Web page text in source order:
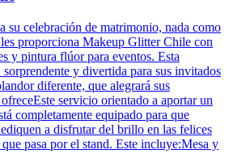
su celebración de matrimonio, nada como
proporciona Makeup Glitter Chile con
y pintura flúor para eventos. Esta
y divertida para sus invitados
diferente, que alegrará sus
servicio orientado a aportar un
completamente equipado para que
a disfrutar del brillo en las felices
pasa por el stand. Este incluye:Mesa y